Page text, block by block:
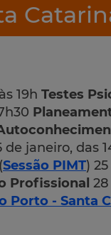
19h Testes
de janeiro, das
(Sessão PIMT)
Profissional
Porto - Santa